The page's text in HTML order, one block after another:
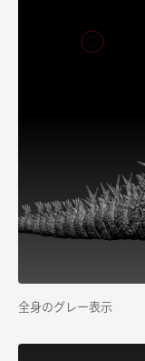
全身のグレー表示